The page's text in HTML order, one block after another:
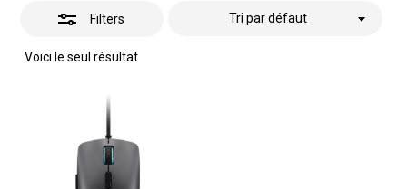
Filters
Voici le seul résultat
Tri par défaut